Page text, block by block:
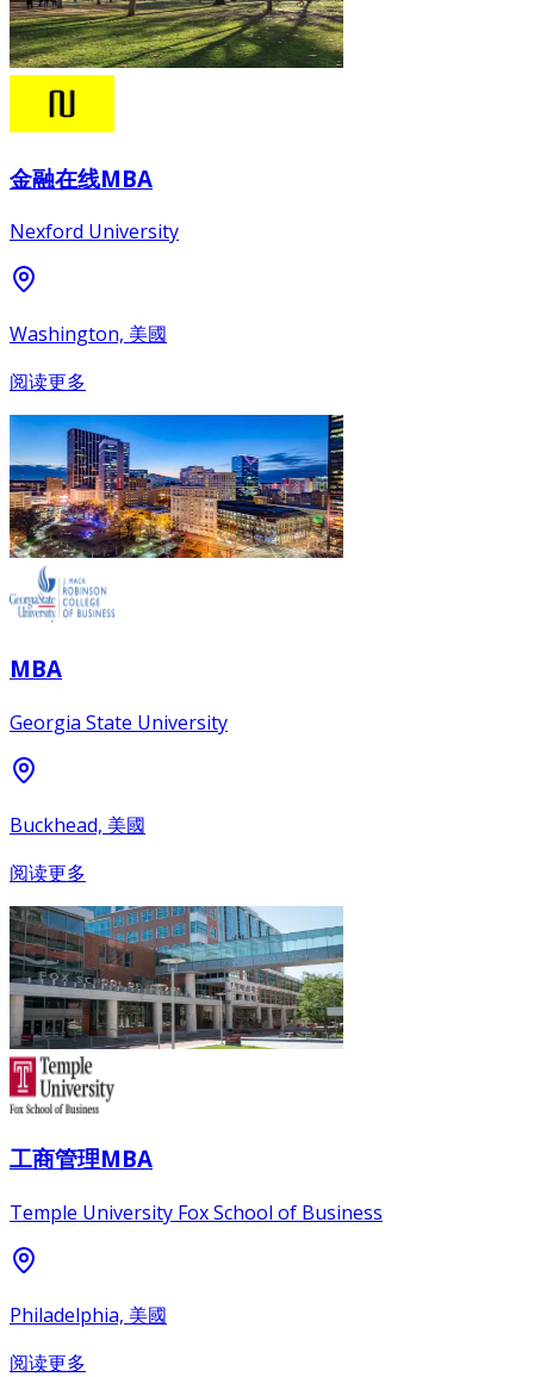
金融在线MBA
Nexford University
Washington, 美國
阅读更多
MBA
Georgia State University
Buckhead, 美國
阅读更多
工商管理MBA
Temple University Fox School of Business
Philadelphia, 美國
阅读更多